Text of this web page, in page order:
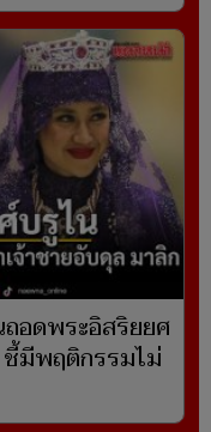
อดพระอิสริยยศ
ชี้มีพฤติกรรมไม่